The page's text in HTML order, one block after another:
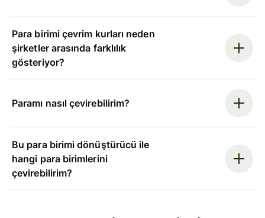
Para birimi çevrim kurları neden
şirketler arasında farklılık
gösteriyor?
Paramı nasıl çevirebilirim?
Bu para birimi dönüştürücü ile
hangi para birimlerini
çevirebilirim?